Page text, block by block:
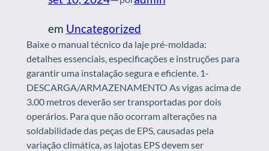
em Uncategorized
Baixe o manual técnico da laje pré-moldada:
detalhes essenciais, especificações e instruções para
garantir uma instalação segura e eficiente. 1-
DESCARGA/ARMAZENAMENTO As vigas acima de
3.00 metros deverão ser transportadas por dois
operários. Para que não ocorram alterações na
soldabilidade das peças de EPS, causadas pela
variação climática, as lajotas EPS devem ser